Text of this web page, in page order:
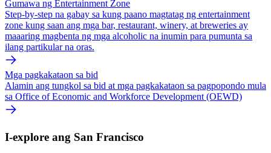
Gumawa ng Entertainment Zone
Step-by-step na gabay sa kung paano magtatag ng entertainment
zone kung saan ang mga bar, restaurant, winery, at breweries ay
maaaring magbenta ng mga alcoholic na inumin para pumunta sa
ilang partikular na oras.
Mga pagkakataon sa bid
Alamin ang tungkol sa bid at mga pagkakataon sa pagpopondo mula
sa Office of Economic and Workforce Development (OEWD)
I-explore ang San Francisco